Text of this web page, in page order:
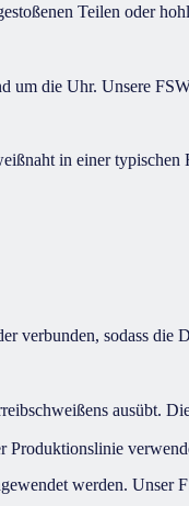
Teilen oder
um die Uhr. Unsere
in einer
verbunden, sodass die
ausübt.
Produktionslinie
werden.